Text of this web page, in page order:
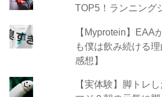
TOP5！ランニング
【Myprotein】EAA
も僕は飲み続ける
感想】
【実体験】脚トレ